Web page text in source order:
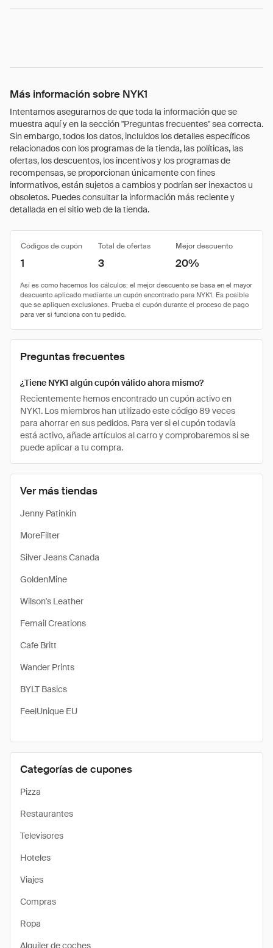
Más información sobre NYK1
Intentamos asegurarnos de que toda la información que se
muestra aquí y en la sección "Preguntas frecuentes" sea correcta.
Sin embargo, todos los datos, incluidos los detalles específicos
relacionados con los programas de la tienda, las políticas, las
ofertas, los descuentos, los incentivos y los programas de
recompensas, se proporcionan únicamente con fines
informativos, están sujetos a cambios y podrían ser inexactos u
obsoletos. Puedes consultar la información más reciente y
detallada en el sitio web de la tienda.
Ver más tiendas
Jenny Patinkin
MoreFilter
Silver Jeans Canada
GoldenMine
Wilson's Leather
Femail Creations
Cafe Britt
Wander Prints
BYLT Basics
FeelUnique EU
Categorías de cupones
Pizza
Restaurantes
Televisores
Hoteles
Viajes
Compras
Ropa
Alquiler de coches
Códigos de cupón Total de ofertas Mejor descuento
1 3 20%
Preguntas frecuentes
¿Tiene NYK1 algún cupón válido ahora mismo?
Recientemente hemos encontrado un cupón activo en
NYK1. Los miembros han utilizado este código 89 veces
para ahorrar en sus pedidos. Para ver si el cupón todavía
está activo, añade artículos al carro y comprobaremos si se
puede aplicar a tu compra.